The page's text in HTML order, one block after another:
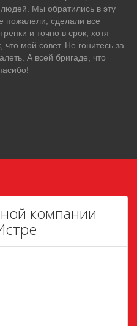
Мы обратились в эту
пожалели, сделали все
и точно в срок, хотя
мой совет. Не гонитесь за
А всей бригаде, что
компании